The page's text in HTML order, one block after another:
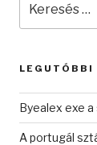
következő
LEGUTÓBBI
Byealex exe
A portugál